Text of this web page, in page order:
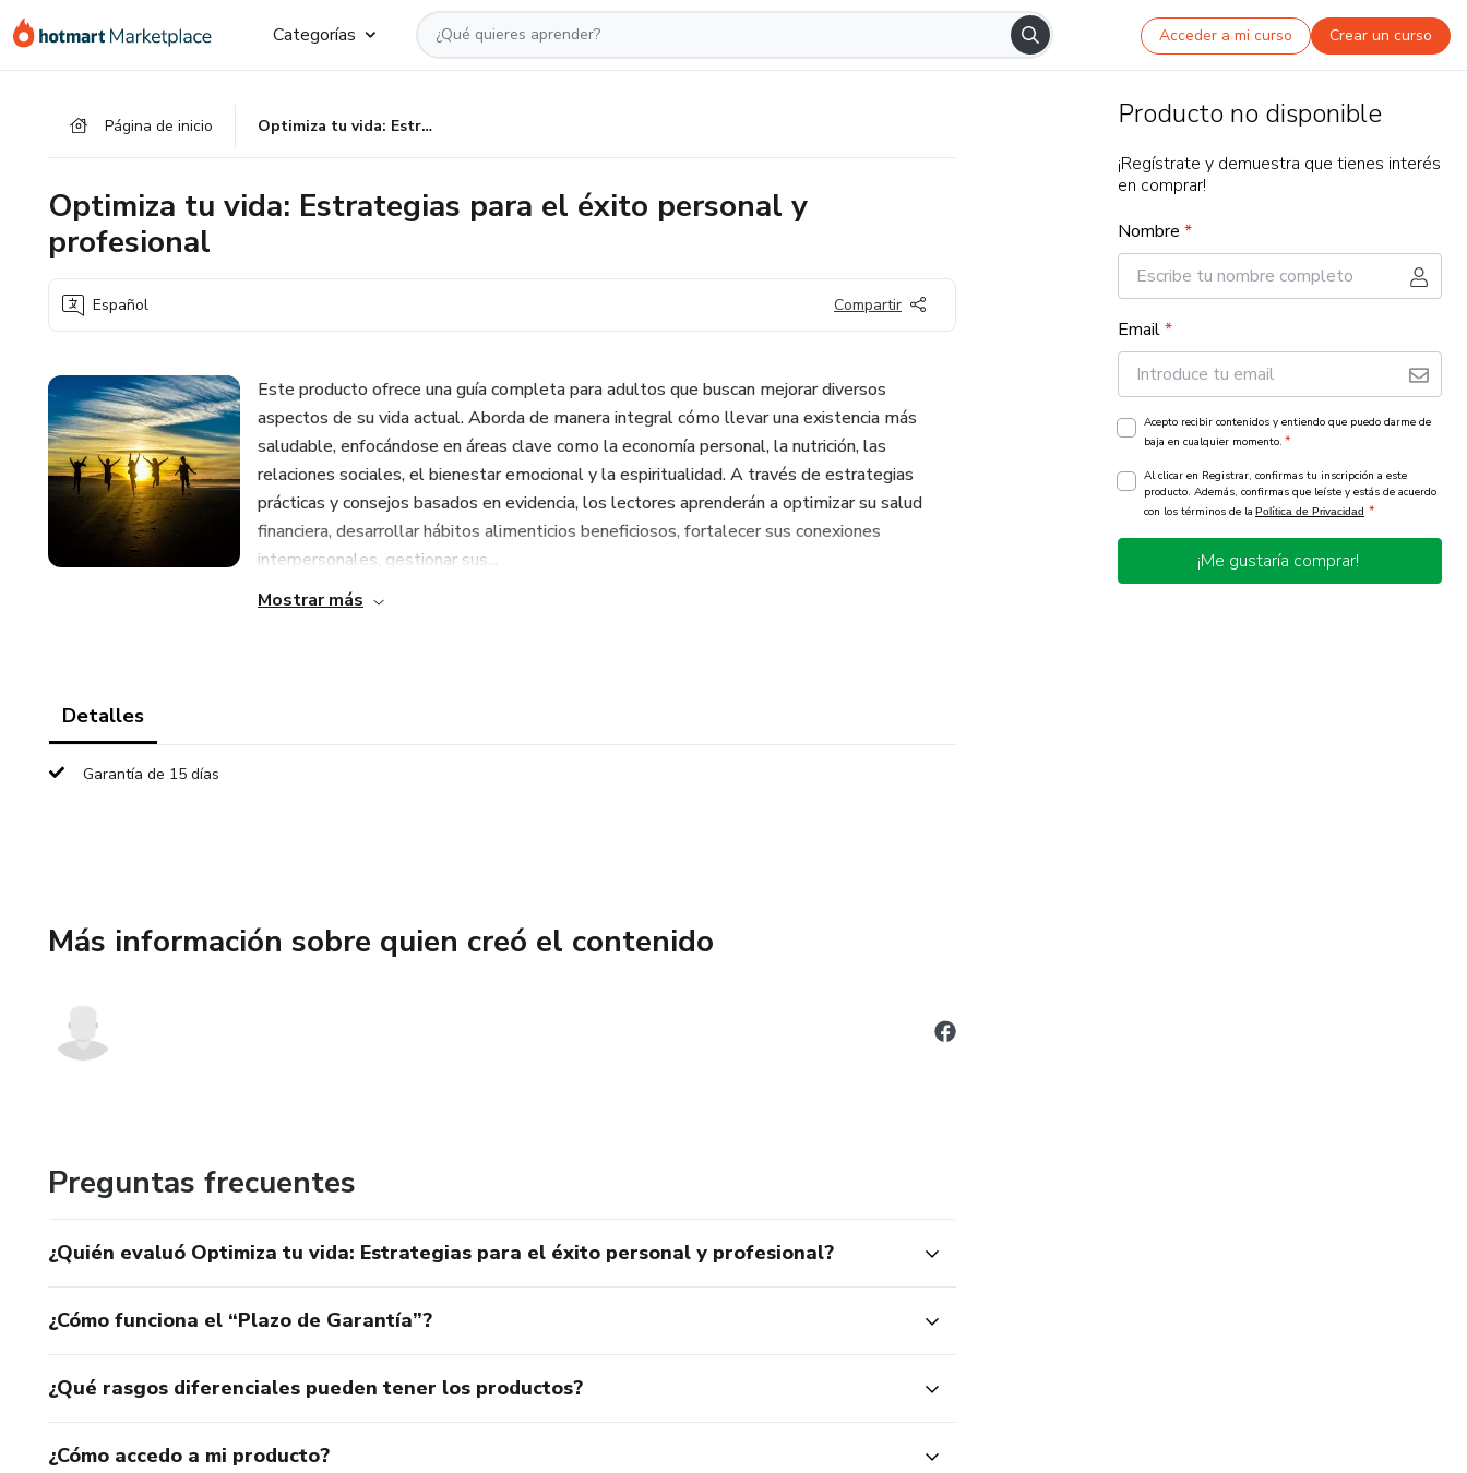
Categorías Acceder a mi curso Crear un curso
Página de inicio Optimiza tu vida: Estrategias para el éxito personal y profesional
Optimiza tu vida: Estrategias para el éxito personal y
profesional
Español Compartir
Este producto ofrece una guía completa para adultos que buscan mejorar diversos
aspectos de su vida actual. Aborda de manera integral cómo llevar una existencia más
saludable, enfocándose en áreas clave como la economía personal, la nutrición, las
relaciones sociales, el bienestar emocional y la espiritualidad. A través de estrategias
prácticas y consejos basados en evidencia, los lectores aprenderán a optimizar su salud
financiera, desarrollar hábitos alimenticios beneficiosos, fortalecer sus conexiones
interpersonales, gestionar sus...
Mostrar más
Detalles
Garantía de 15 días
Más información sobre quien creó el contenido
Preguntas frecuentes
¿Quién evaluó Optimiza tu vida: Estrategias para el éxito personal y profesional?
¿Cómo funciona el “Plazo de Garantía”?
¿Qué rasgos diferenciales pueden tener los productos?
¿Cómo accedo a mi producto?
Producto no disponible
¡Regístrate y demuestra que tienes interés
en comprar!
Nombre *
Email*
Acepto recibir contenidos y entiendo que puedo darme de
baja en cualquier momento. *
Al clicar en Registrar, confirmas tu inscripción a este
producto. Además, confirmas que leíste y estás de acuerdo
con los términos de la Política de Privacidad *
¡Me gustaría comprar!